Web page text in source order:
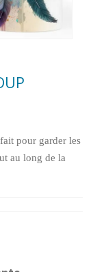
pour garder les
au long de la